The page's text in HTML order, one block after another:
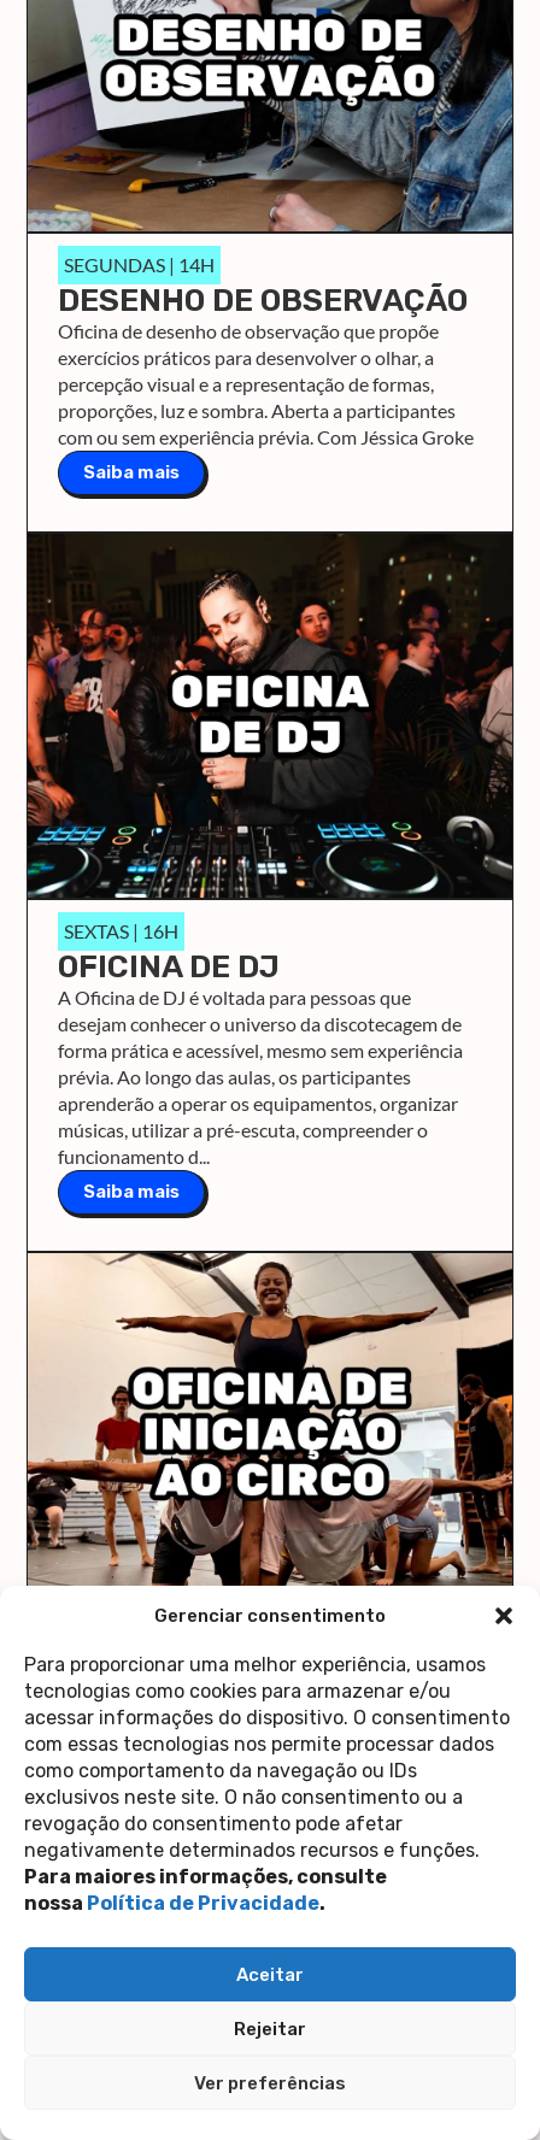
Gerenciar consentimento
Para proporcionar uma melhor experiência, usamos
tecnologias como cookies para armazenar e/ou
acessar informações do dispositivo. O consentimento
com essas tecnologias nos permite processar dados
como comportamento da navegação ou IDs
exclusivos neste site. O não consentimento ou a
revogação do consentimento pode afetar
negativamente determinados recursos e funções.
Para maiores informações, consulte
nossa Política de Privacidade.
Aceitar
Rejeitar
Ver preferências
SEGUNDAS | 14H
DESENHO DE OBSERVAÇÃO
Oficina de desenho de observação que propõe
exercícios práticos para desenvolver o olhar, a
percepção visual e a representação de formas,
proporções, luz e sombra. Aberta a participantes
com ou sem experiência prévia. Com Jéssica Groke
Saiba mais
SEXTAS | 16H
OFICINA DE DJ
A Oficina de DJ é voltada para pessoas que
desejam conhecer o universo da discotecagem de
forma prática e acessível, mesmo sem experiência
prévia. Ao longo das aulas, os participantes
aprenderão a operar os equipamentos, organizar
músicas, utilizar a pré-escuta, compreender o
funcionamento d...
Saiba mais
QUARTAS | 16H
INICIAÇÃO AO CIRCO
Uma introdução lúdica e prática ao universo
circense. Ao longo de quatro encontros, serão
trabalhados os conceitos básicos de acrobacia de
solo e malabares, estimulando a coordenação, o
equilíbrio e a expressão corporal.
Saiba mais